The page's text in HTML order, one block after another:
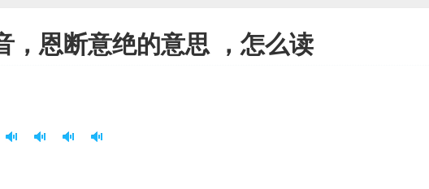
，恩断意绝的意思 ，怎么读